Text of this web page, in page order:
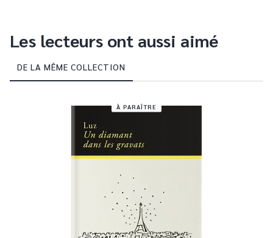
Les lecteurs ont aussi aimé
DE LA MÊME COLLECTION
À PARAÎTRE